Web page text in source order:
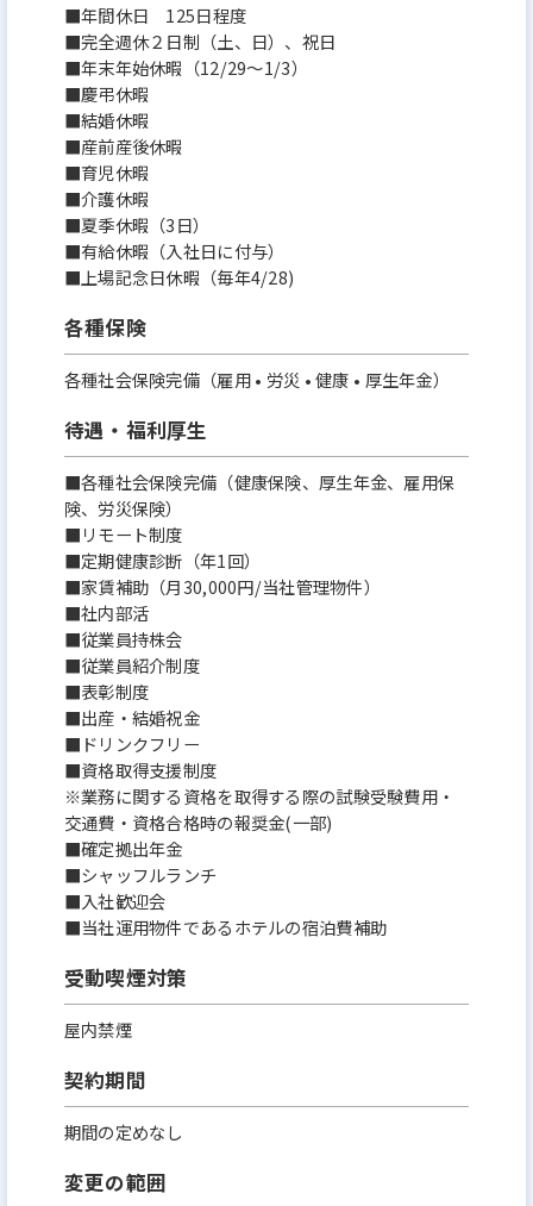
■年間休日 125日程度
■完全週休２日制（土、日）、祝日
■年末年始休暇（12/29〜1/3）
■慶弔休暇
■結婚休暇
■産前産後休暇
■育児休暇
■介護休暇
■夏季休暇（3日）
■有給休暇（入社日に付与）
■上場記念日休暇（毎年4/28)
各種保険
各種社会保険完備（雇用 • 労災 • 健康 • 厚生年金）
待遇・福利厚生
■各種社会保険完備（健康保険、厚⽣年⾦、雇用保
険、労災保険）
■リモート制度
■定期健康診断（年1回）
■家賃補助（月30,000円/当社管理物件）
■社内部活
■従業員持株会
■従業員紹介制度
■表彰制度
■出産・結婚祝金
■ドリンクフリー
■資格取得支援制度
※業務に関する資格を取得する際の試験受験費用・
交通費・資格合格時の報奨金(一部)
■確定拠出年金
■シャッフルランチ
■入社歓迎会
■当社運用物件であるホテルの宿泊費補助
受動喫煙対策
屋内禁煙
契約期間
期間の定めなし
変更の範囲